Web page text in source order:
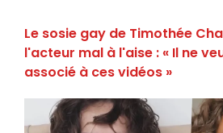
Le sosie gay de Timothée
l'acteur mal à l'aise : « Il ne
associé à ces vidéos »